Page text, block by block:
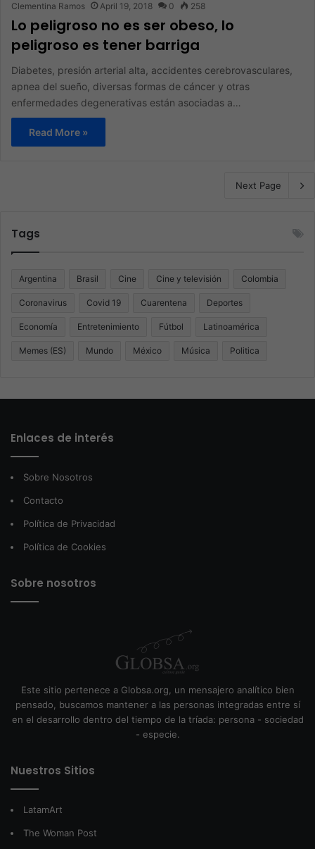
Clementina Ramos April 19, 2018 0 258
Lo peligroso no es ser obeso, lo
peligroso es tener barriga
Diabetes, presión arterial alta, accidentes cerebrovasculares,
apnea del sueño, diversas formas de cáncer y otras
enfermedades degenerativas están asociadas a…
Read More »
Next Page
Tags
Argentina Brasil Cine Cine y televisión Colombia
Coronavirus Covid 19 Cuarentena Deportes
Economía Entretenimiento Fútbol Latinoamérica
Memes (ES) Mundo México Música Politica
Enlaces de interés
Sobre Nosotros
Contacto
Política de Privacidad
Política de Cookies
Sobre nosotros
Este sitio pertenece a Globsa.org, un mensajero analítico bien
pensado, buscamos mantener a las personas integradas entre sí
en el desarrollo dentro del tiempo de la tríada: persona - sociedad
- especie.
Nuestros Sitios
LatamArt
The Woman Post